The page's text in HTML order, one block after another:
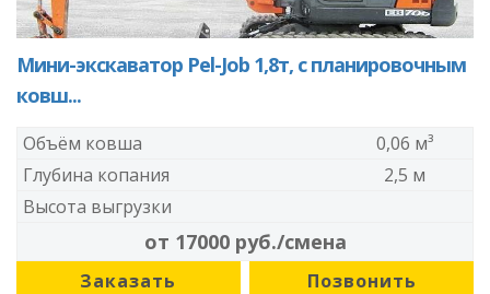
Мини-экскаватор Pel-Job 1,8т, с планировочным
ковш...
Объём ковша
0,06 м³
Глубина копания
2,5 м
Высота выгрузки
от 17000 руб./смена
Заказать Позвонить